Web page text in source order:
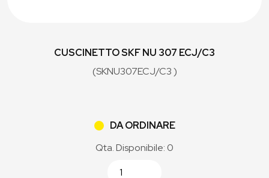
CUSCINETTO SKF NU 307 ECJ/C3
(SKNU307ECJ/C3 )
DA ORDINARE
Qta. Disponibile: 0